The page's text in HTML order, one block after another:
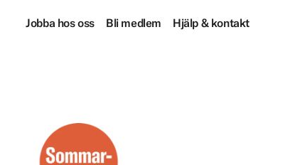
Jobba hos oss Bli medlem Hjälp & kontakt